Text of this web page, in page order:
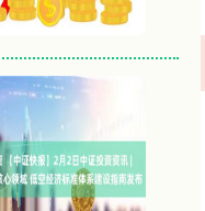
43.13 0.93%